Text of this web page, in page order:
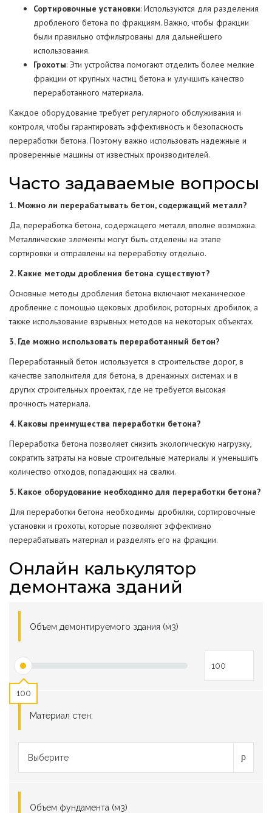
Сортировочные установки: Используются для разделения
дробленого бетона по фракциям. Важно, чтобы фракции
были правильно отфильтрованы для дальнейшего
использования.
Грохоты: Эти устройства помогают отделить более мелкие
фракции от крупных частиц бетона и улучшить качество
переработанного материала.
Каждое оборудование требует регулярного обслуживания и
контроля, чтобы гарантировать эффективность и безопасность
переработки бетона. Поэтому важно использовать надежные и
проверенные машины от известных производителей.
Часто задаваемые вопросы
1. Можно ли перерабатывать бетон, содержащий металл?
Да, переработка бетона, содержащего металл, вполне возможна.
Металлические элементы могут быть отделены на этапе
сортировки и отправлены на переработку отдельно.
2. Какие методы дробления бетона существуют?
Основные методы дробления бетона включают механическое
дробление с помощью щековых дробилок, роторных дробилок, а
также использование взрывных методов на некоторых объектах.
3. Где можно использовать переработанный бетон?
Переработанный бетон используется в строительстве дорог, в
качестве заполнителя для бетона, в дренажных системах и в
других строительных проектах, где не требуется высокая
прочность материала.
4. Каковы преимущества переработки бетона?
Переработка бетона позволяет снизить экологическую нагрузку,
сократить затраты на новые строительные материалы и уменьшить
количество отходов, попадающих на свалки.
5. Какое оборудование необходимо для переработки бетона?
Для переработки бетона необходимы дробилки, сортировочные
установки и грохоты, которые позволяют эффективно
перерабатывать материал и разделять его на фракции.
Онлайн калькулятор
демонтажа зданий
Объем демонтируемого здания (м3)
100
Материал стен:
Выберите
Объем фундамента (м3)